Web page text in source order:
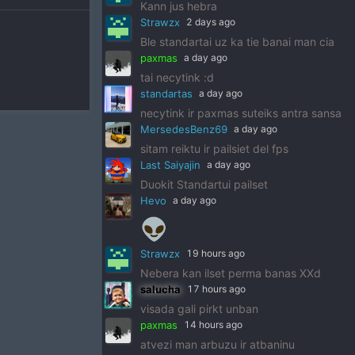
Kann jus hebra
Strawzx 2 days ago
Ble standartai uz ka tie banai man cia
paxmas a day ago
tai necytink :d
standartas a day ago
necytink ir paxmas suteiks antra sansa
MersedesBenz69 a day ago
sitam reiktu ir pailsiet del fps
Last Saiyajin a day ago
Duokit Standartui pailset
Hevo a day ago
👽
Strawzx 19 hours ago
Nebera kan ilset perma banas XXd
salucha 17 hours ago
visada gali pirkt unban
paxmas 14 hours ago
atvezi man arbuzu ir atbaninu